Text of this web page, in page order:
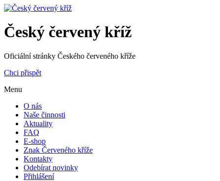
Český červený kříž
Oficiální stránky Českého červeného kříže
Chci přispět
Menu
O nás
Naše činnosti
Aktuality
FAQ
E-shop
Znak Červeného kříže
Kontakty
Odebírat novinky
Přihlášení